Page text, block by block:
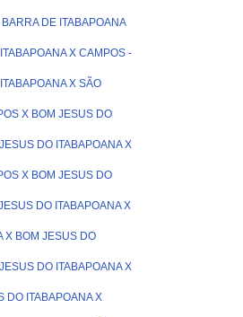
DE ITABAPOANA
X CAMPOS -
X SÃO
X BOM JESUS DO
DO ITABAPOANA X
X BOM JESUS DO
DO ITABAPOANA X
X BOM JESUS DO
DO ITABAPOANA X
DO ITABAPOANA X